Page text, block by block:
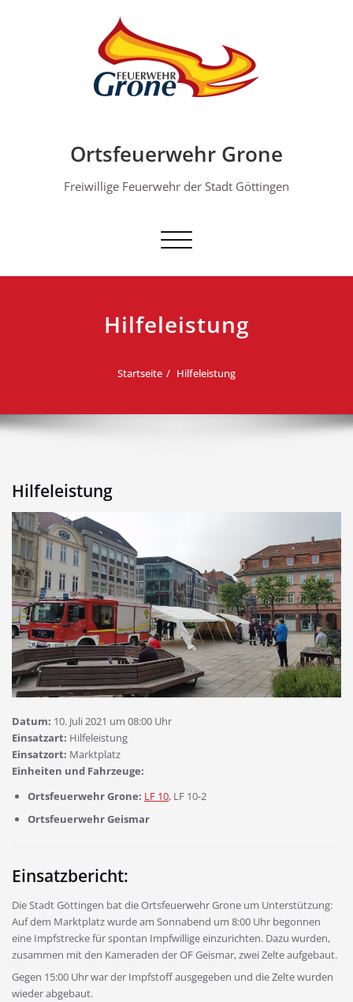
Ortsfeuerwehr Grone
Freiwillige Feuerwehr der Stadt Göttingen
Schalte Navigation
Hilfeleistung
Startseite Hilfeleistung
Hilfeleistung
Datum: 10. Juli 2021 um 08:00 Uhr
Einsatzart: Hilfeleistung
Einsatzort: Marktplatz
Einheiten und Fahrzeuge:
Ortsfeuerwehr Grone: LF 10, LF 10-2
Ortsfeuerwehr Geismar
Einsatzbericht:
Die Stadt Göttingen bat die Ortsfeuerwehr Grone um Unterstützung:
Auf dem Marktplatz wurde am Sonnabend um 8:00 Uhr begonnen
eine Impfstrecke für spontan Impfwillige einzurichten. Dazu wurden,
zusammen mit den Kameraden der OF Geismar, zwei Zelte aufgebaut.
Gegen 15:00 Uhr war der Impfstoff ausgegeben und die Zelte wurden
wieder abgebaut.